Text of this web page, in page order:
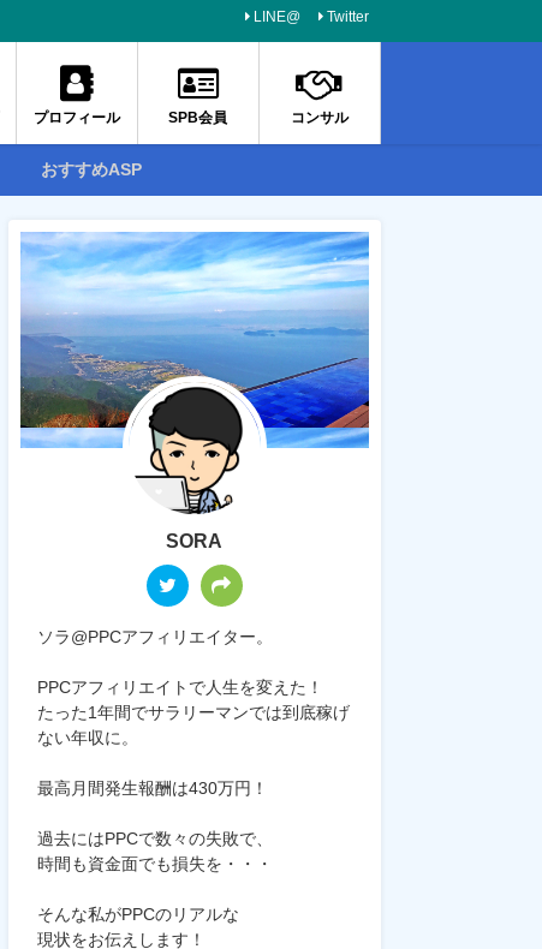
LINE@ Twitter
プロフィール SPB会員 コンサル
おすすめASP
PPC知識・ノウハウ
PPCアフィリエイトで売れ
る案件・ジャンルを大暴
2018年9月3日
販売コンテンツ
2020年PPCアフィリエイト
ースしました。
2020年2月21日
SORA
ソラ@PPCアフィリエイター。
PPCアフィリエイトで人生を変えた！
たった1年間でサラリーマンでは到底稼げ
ない年収に。
最高月間発生報酬は430万円！
過去にはPPCで数々の失敗で、
時間も資金面でも損失を・・・
そんな私がPPCのリアルな
現状をお伝えします！